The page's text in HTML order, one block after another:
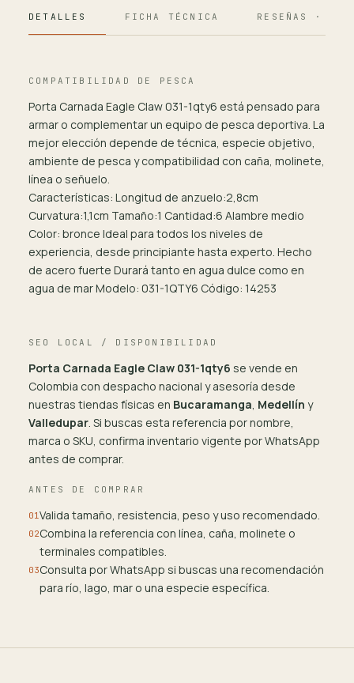
DETALLES FICHA TÉCNICA RESEÑAS · 124
COMPATIBILIDAD DE PESCA
Porta Carnada Eagle Claw 031-1qty6 está pensado para
armar o complementar un equipo de pesca deportiva. La
mejor elección depende de técnica, especie objetivo,
ambiente de pesca y compatibilidad con caña, molinete,
línea o señuelo.
Características: Longitud de anzuelo:2,8cm
Curvatura:1,1cm Tamaño:1 Cantidad:6 Alambre medio
Color: bronce Ideal para todos los niveles de
experiencia, desde principiante hasta experto. Hecho
de acero fuerte Durará tanto en agua dulce como en
agua de mar Modelo: 031-1QTY6 Código: 14253
SEO LOCAL / DISPONIBILIDAD
Porta Carnada Eagle Claw 031-1qty6 se vende en
Colombia con despacho nacional y asesoría desde
nuestras tiendas físicas en Bucaramanga, Medellín y
Valledupar. Si buscas esta referencia por nombre,
marca o SKU, confirma inventario vigente por WhatsApp
antes de comprar.
ANTES DE COMPRAR
01Valida tamaño, resistencia, peso y uso recomendado.
02Combina la referencia con línea, caña, molinete o
terminales compatibles.
03Consulta por WhatsApp si buscas una recomendación
para río, lago, mar o una especie específica.